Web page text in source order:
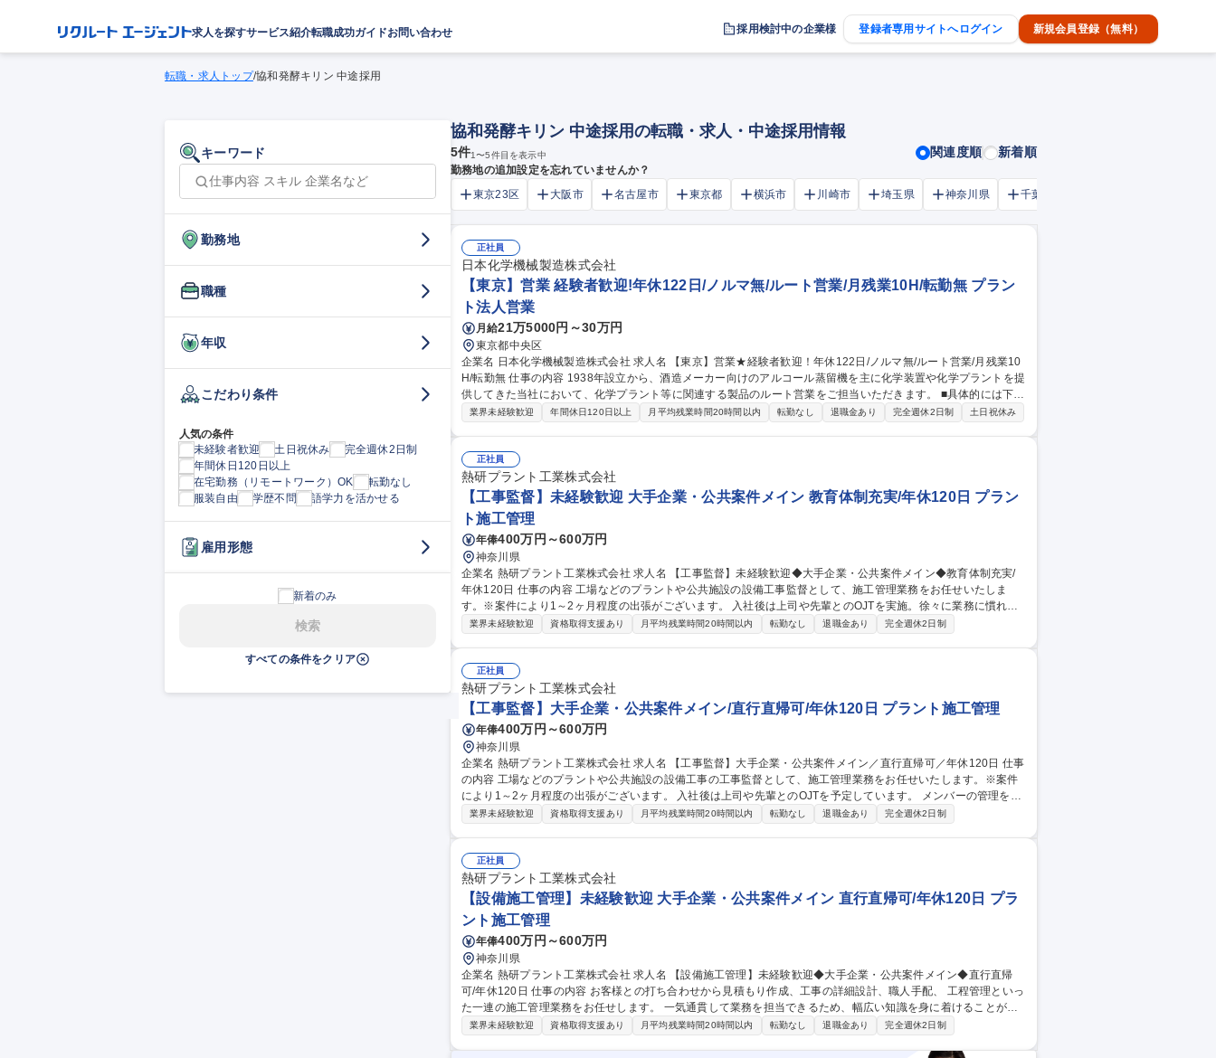
求人を探すサービス紹介転職成功ガイドお問い合わせ 採用検討中の企業様 登録者専用サイトへログイン 新規会員登録（無料）
転職・求人トップ/協和発酵キリン 中途採用
キーワード
勤務地
職種
年収
こだわり条件
人気の条件
未経験者歓迎
土日祝休み
完全週休2日制
年間休日120日以上
在宅勤務（リモートワーク）OK
転勤なし
服装自由
学歴不問 語学力を活かせる
雇用形態
新着のみ
検索
すべての条件をクリア
協和発酵キリン 中途採用の転職・求人・中途採用情報
5件1〜5件目を表示中 関連度順 新着順
勤務地の追加設定を忘れていませんか？
東京23区
大阪市 名古屋市 東京都 横浜市 川崎市 埼玉県 神奈川県 千葉市
正社員
日本化学機械製造株式会社
【東京】営業 経験者歓迎!年休122日/ノルマ無/ルート営業/月残業10H/転勤無 プラン
ト法人営業
月給21万5000円～30万円
東京都中央区
企業名 日本化学機械製造株式会社 求人名 【東京】営業★経験者歓迎！年休122日/ノルマ無/ルート営業/月残業10
H/転勤無 仕事の内容 1938年設立から、酒造メーカー向けのアルコール蒸留機を主に化学装置や化学プラントを提
供してきた当社において、化学プラント等に関連する製品のルート営業をご担当いただきます。 ■具体的には下記
業務を中心にお任せいたします ・化学機械、化学プラント等多岐に渡る商品の営業活動 ・既存のお客様を中心に
業界未経験歓迎 年間休日120日以上 月平均残業時間20時間以内 転勤なし 退職金あり 完全週休2日制 土日祝休み
正社員
熱研プラント工業株式会社
【工事監督】未経験歓迎 大手企業・公共案件メイン 教育体制充実/年休120日 プラン
ト施工管理
年俸400万円～600万円
神奈川県
企業名 熱研プラント工業株式会社 求人名 【工事監督】未経験歓迎◆大手企業・公共案件メイン◆教育体制充実/
年休120日 仕事の内容 工場などのプラントや公共施設の設備工事監督として、施工管理業務をお任せいたしま
す。※案件により1～2ヶ月程度の出張がございます。 入社後は上司や先輩とのOJTを実施。徐々に業務に慣れて
いただきます。 メンバーの管理をはじめ、PC(Excel/Word)を使用した計画書や各種書類の作成などもご対応いた
の高い技術力は公共案件や一般案件にも活かされてます。 募集職種 【工事監督】未経験歓迎◆大手企業・公共案
件メイン◆教育体制充実/年休120日
業界未経験歓迎 資格取得支援あり 月平均残業時間20時間以内 転勤なし 退職金あり 完全週休2日制
正社員
熱研プラント工業株式会社
【工事監督】大手企業・公共案件メイン/直行直帰可/年休120日 プラント施工管理
年俸400万円～600万円
神奈川県
企業名 熱研プラント工業株式会社 求人名 【工事監督】大手企業・公共案件メイン／直行直帰可／年休120日 仕事
の内容 工場などのプラントや公共施設の設備工事の工事監督として、施工管理業務をお任せいたします。※案件
により1～2ヶ月程度の出張がございます。 入社後は上司や先輩とのOJTを予定しています。 メンバーの管理をは
じめ、PC(Excel/Word)を使用した計画書や各種書類の作成などもご対応いただきます。 また、プラント設備工事
業界未経験歓迎 資格取得支援あり 月平均残業時間20時間以内 転勤なし 退職金あり 完全週休2日制
正社員
熱研プラント工業株式会社
【設備施工管理】未経験歓迎 大手企業・公共案件メイン 直行直帰可/年休120日 プラ
ント施工管理
年俸400万円～600万円
神奈川県
企業名 熱研プラント工業株式会社 求人名 【設備施工管理】未経験歓迎◆大手企業・公共案件メイン◆直行直帰
可/年休120日 仕事の内容 お客様との打ち合わせから見積もり作成、工事の詳細設計、職人手配、 工程管理といっ
た一連の施工管理業務をお任せします。 一気通貫して業務を担当できるため、幅広い知識を身に着けることが可
能です。 【規模】工事案件：数日～3か月【出張】中部地方から北関東など 【過去のお取引先】『エバラ食品』
業界未経験歓迎 資格取得支援あり 月平均残業時間20時間以内 転勤なし 退職金あり 完全週休2日制